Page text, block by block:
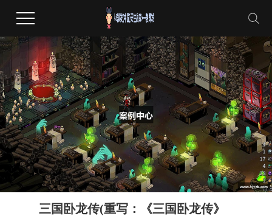
三国卧龙传(重写：《三国卧龙传》